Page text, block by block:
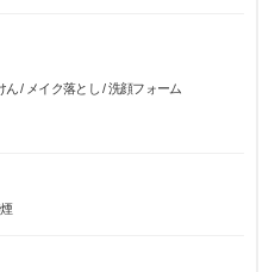
ん / メイク落とし / 洗顔フォーム